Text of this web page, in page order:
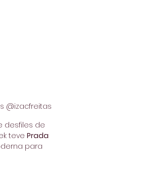
@izacfreitas
desfiles de
teve Prada
para